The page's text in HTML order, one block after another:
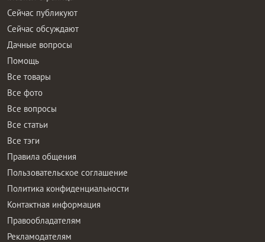
Сейчас публикуют
Сейчас обсуждают
Дачные вопросы
Помощь
Все товары
Все фото
Все вопросы
Все статьи
Все тэги
Правила общения
Пользовательское соглашение
Политика конфиденциальности
Контактная информация
Правообладателям
Рекламодателям